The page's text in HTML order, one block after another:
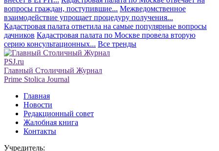
вопросы граждан, поступившие... Межведомственное
взаимодействие упрощает процедуру получения...
Кадастровая палата ответила на самые популярные вопросы
дачников Кадастровая палата по Москве провела вторую
серию консультационных... Все тренды
PSJ.ru
Главный Столичный Журнал
Prime Stolica Journal
Главная
Новости
Редакционный совет
Жалобная книга
Контакты
Учредитель: